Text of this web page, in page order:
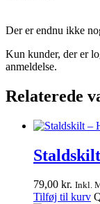
Der er endnu ikke
Kun kunder, der er
anmeldelse.
Relaterede
79,00 kr. Inkl.
Tilføj til kurv